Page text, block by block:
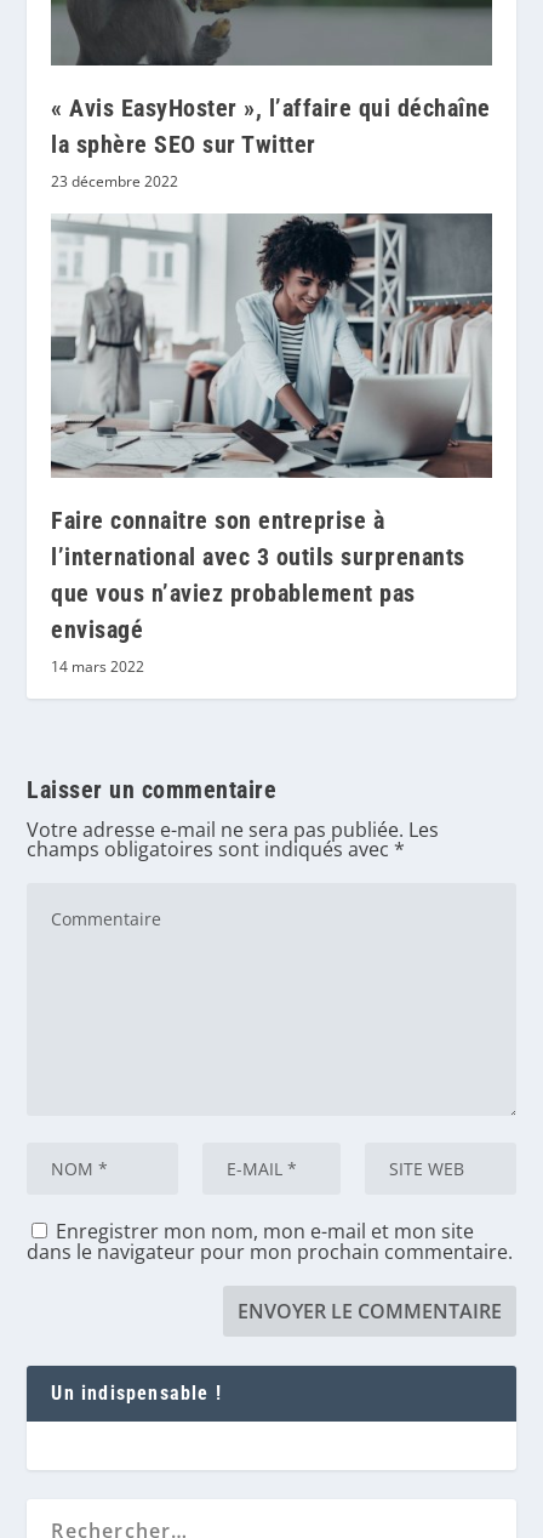
« Avis EasyHoster », l’affaire qui déchaîne
la sphère SEO sur Twitter
23 décembre 2022
Faire connaitre son entreprise à
l’international avec 3 outils surprenants
que vous n’aviez probablement pas
envisagé
14 mars 2022
Laisser un commentaire
Votre adresse e-mail ne sera pas publiée. Les
champs obligatoires sont indiqués avec*
Enregistrer mon nom, mon e-mail et mon site
dans le navigateur pour mon prochain commentaire.
Un indispensable !